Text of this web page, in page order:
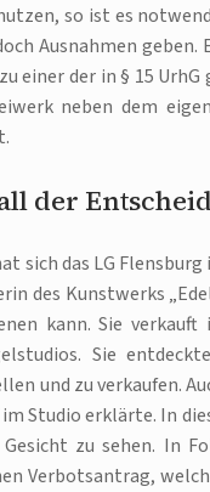
so ist es
Ausnahmen
einer der in § 15
neben dem
der
sich das LG
des Kunstwerks
kann. Sie
Sie
und zu verkaufen.
Studio erklärte. In
zu sehen. In
Verbotsantrag,